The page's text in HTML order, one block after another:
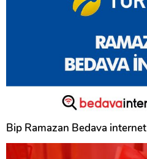
Bip Ramazan Bedava internet